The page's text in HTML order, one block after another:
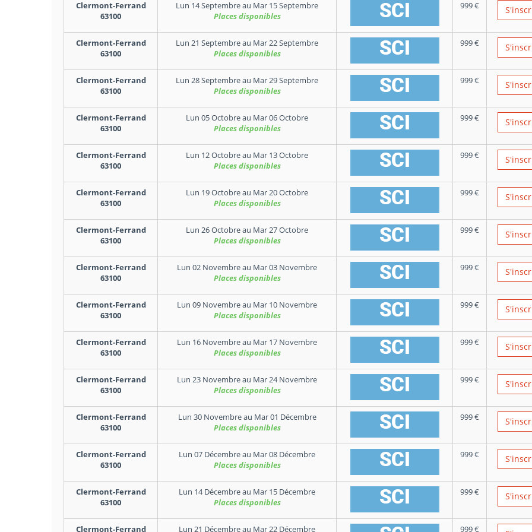
Clermont-Ferrand
63100
Lun 14 Septembreau Mar 15 Septembre
Places disponibles
999€
Clermont-Ferrand
63100
Lun 21 Septembreau Mar 22 Septembre
Places disponibles
999€
Clermont-Ferrand
63100
Lun 28 Septembreau Mar 29 Septembre
Places disponibles
999€
Clermont-Ferrand
63100
Lun 05 Octobreau Mar 06 Octobre
Places disponibles
999€
Clermont-Ferrand
63100
Lun 12 Octobreau Mar 13 Octobre
Places disponibles
999€
Clermont-Ferrand
63100
Lun 19 Octobreau Mar 20 Octobre
Places disponibles
999€
Clermont-Ferrand
63100
Lun 26 Octobreau Mar 27 Octobre
Places disponibles
999€
Clermont-Ferrand
63100
Lun 02 Novembreau Mar 03 Novembre
Places disponibles
999€
Clermont-Ferrand
63100
Lun 09 Novembreau Mar 10 Novembre
Places disponibles
999€
Clermont-Ferrand
63100
Lun 16 Novembreau Mar 17 Novembre
Places disponibles
999€
Clermont-Ferrand
63100
Lun 23 Novembreau Mar 24 Novembre
Places disponibles
999€
Clermont-Ferrand
63100
Lun 30 Novembreau Mar 01 Décembre
Places disponibles
999€
Clermont-Ferrand
63100
Lun 07 Décembreau Mar 08 Décembre
Places disponibles
999€
Clermont-Ferrand
63100
Lun 14 Décembreau Mar 15 Décembre
Places disponibles
999€
Clermont-Ferrand Lun 21 Décembreau Mar 22 Décembre 999€